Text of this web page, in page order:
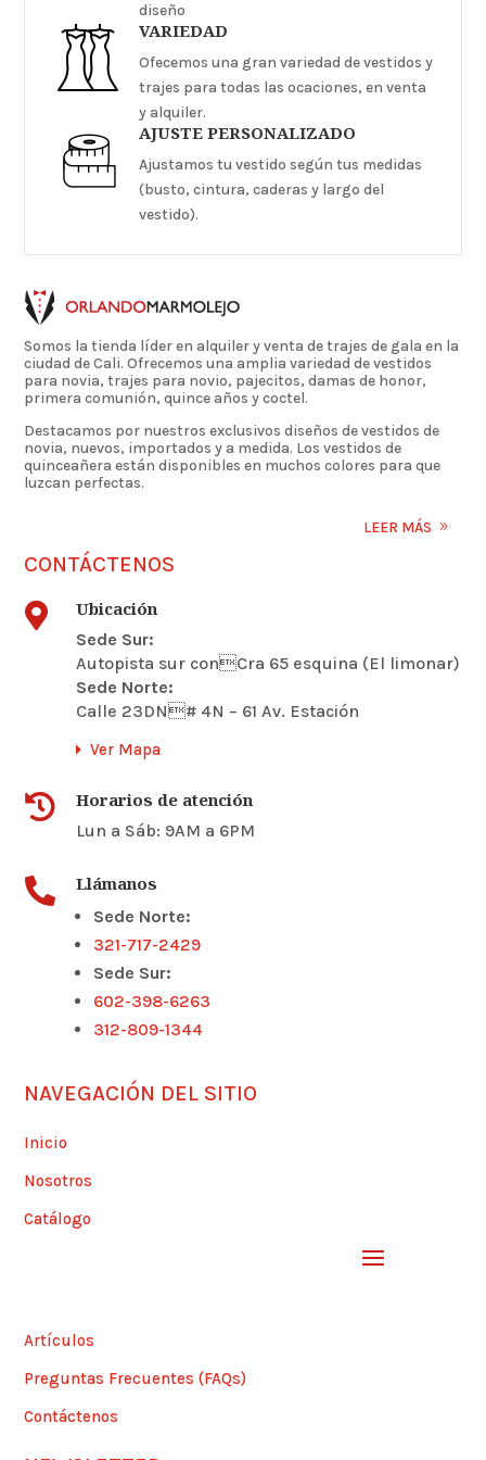
diseño
VARIEDAD
Ofecemos una gran variedad de vestidos y
trajes para todas las ocaciones, en venta
y alquiler.
AJUSTE PERSONALIZADO
Ajustamos tu vestido según tus medidas
(busto, cintura, caderas y largo del
vestido).
Somos la tienda líder en alquiler y venta de trajes de gala en la
ciudad de Cali. Ofrecemos una amplia variedad de vestidos
para novia, trajes para novio, pajecitos, damas de honor,
primera comunión, quince años y coctel.
Destacamos por nuestros exclusivos diseños de vestidos de
novia, nuevos, importados y a medida. Los vestidos de
quinceañera están disponibles en muchos colores para que
luzcan perfectas.
LEER MÁS
CONTÁCTENOS
 Ubicación
Sede Sur:
Autopista sur conCra 65 esquina (El limonar)
Sede Norte:
Calle 23DN# 4N – 61 Av. Estación
Ver Mapa
 Horarios de atención
Lun a Sáb: 9AM a 6PM
 Llámanos
Sede Norte:
321-717-2429
Sede Sur:
602-398-6263
312-809-1344
NAVEGACIÓN DEL SITIO
Inicio
Nosotros
Catálogo
Artículos
Preguntas Frecuentes (FAQs)
Contáctenos